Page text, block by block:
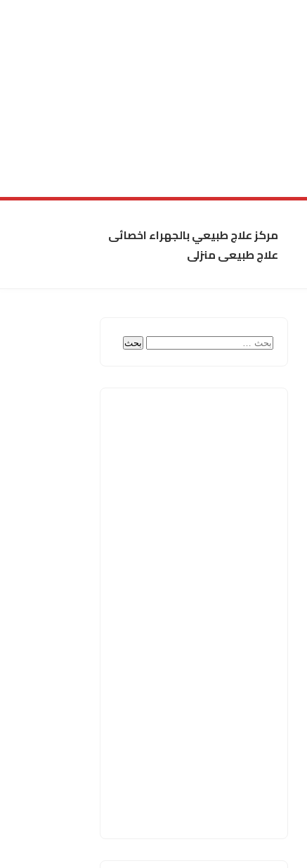
مركز علاج طبيعي بالجهراء اخصائى
علاج طبيعى منزلى
البحث